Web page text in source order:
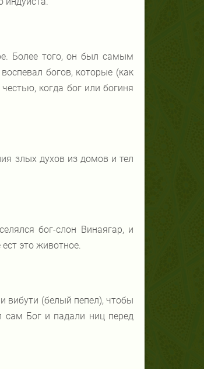
Более того, он был самым
богов, которые (как
когда бог или богиня
злых духов из домов и тел
бог-слон Винаягар, и
это животное.
вибути (белый пепел), чтобы
сам Бог и падали ниц перед